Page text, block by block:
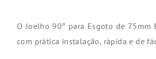
O Joelho 90° para Esgoto de
com prática instalação, rápida e de